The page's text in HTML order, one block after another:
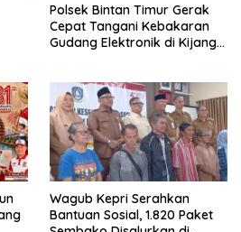
Polsek Bintan Timur Gerak
Cepat Tangani Kebakaran
Gudang Elektronik di Kijang
Wagub Kepri Serahkan
Bantuan Sosial, 1.820 Paket